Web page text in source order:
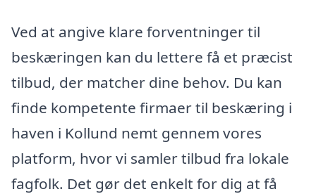
Ved at angive klare forventninger til
beskæringen kan du lettere få et præcist
tilbud, der matcher dine behov. Du kan
finde kompetente firmaer til beskæring i
haven i Kollund nemt gennem vores
platform, hvor vi samler tilbud fra lokale
fagfolk. Det gør det enkelt for dig at få